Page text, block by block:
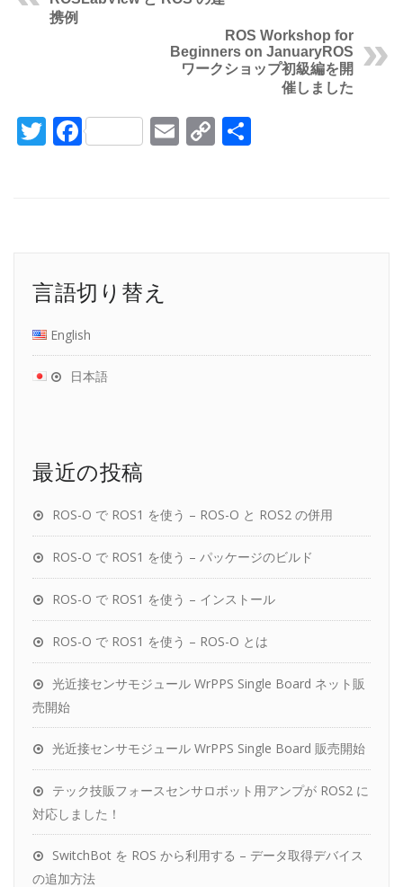
携例
ROS Workshop for
Beginners on JanuaryROS
ワークショップ初級編を開
催しました
Twitter
FacebookEmail
Copy
言語切り替え
English
日本語
最近の投稿
ROS-O で ROS1 を使う – ROS-O と ROS2 の併用
ROS-O で ROS1 を使う – パッケージのビルド
ROS-O で ROS1 を使う – インストール
ROS-O で ROS1 を使う – ROS-O とは
光近接センサモジュール WrPPS Single Board ネット販
売開始
光近接センサモジュール WrPPS Single Board 販売開始
テック技販フォースセンサロボット用アンプが ROS2 に
対応しました！
SwitchBot を ROS から利用する – データ取得デバイス
の追加方法